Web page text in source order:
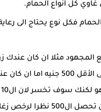
كل أنواع الحمام.
فكل نوع يحتاج الى
القص الواحد الغالي وحين تبيع من